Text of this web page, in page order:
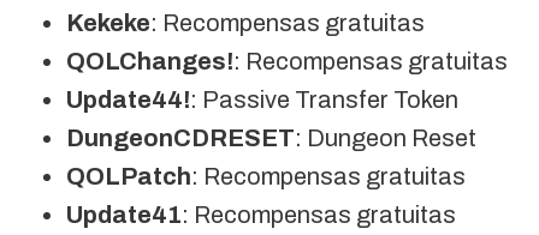
Kekeke: Recompensas gratuitas
QOLChanges!: Recompensas gratuitas
Update44!: Passive Transfer Token
DungeonCDRESET: Dungeon Reset
QOLPatch: Recompensas gratuitas
Update41: Recompensas gratuitas